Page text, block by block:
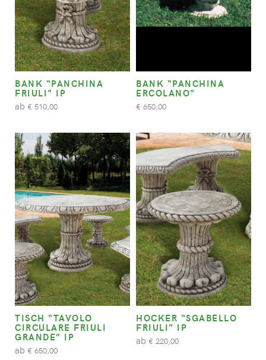
BANK “PANCHINA
FRIULI” IP
ab € 510,00
BANK “PANCHINA
ERCOLANO”
€ 650,00
TISCH “TAVOLO
CIRCULARE FRIULI
GRANDE” IP
ab € 650,00
HOCKER “SGABELLO
FRIULI” IP
ab € 220,00